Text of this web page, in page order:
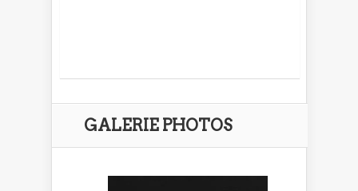
GALERIE PHOTOS